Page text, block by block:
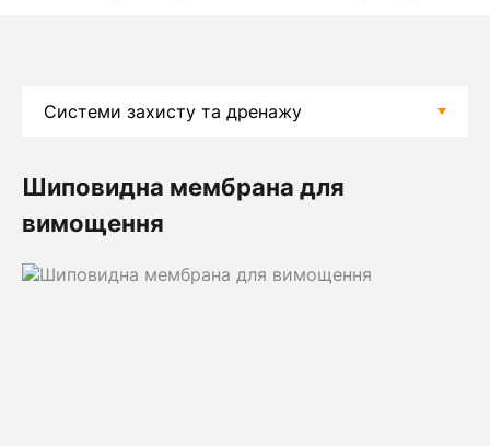
Шиповидна мембрана для
вимощення